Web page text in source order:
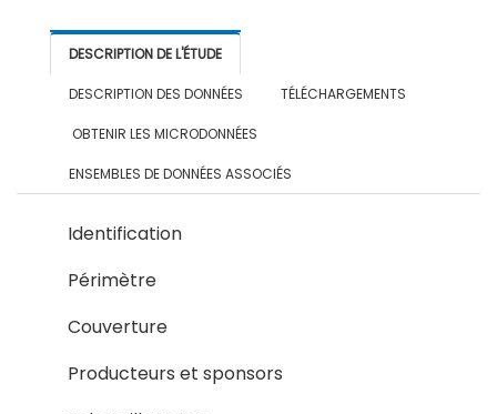
DESCRIPTION DE L'ÉTUDE
DESCRIPTION DES DONNÉES TÉLÉCHARGEMENTS
OBTENIR LES MICRODONNÉES
ENSEMBLES DE DONNÉES ASSOCIÉS
Identification
Périmètre
Couverture
Producteurs et sponsors